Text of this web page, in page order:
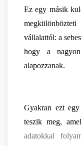
Ez egy másik
vállalattól: a
hogy a
alapozzanak.
Gyakran ezt
adatokkal